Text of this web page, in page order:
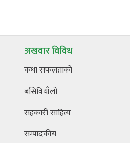
अखवार विविध
कथा सफलताको
बसिवियाँलो
सहकारी साहित्य
सम्पादकीय